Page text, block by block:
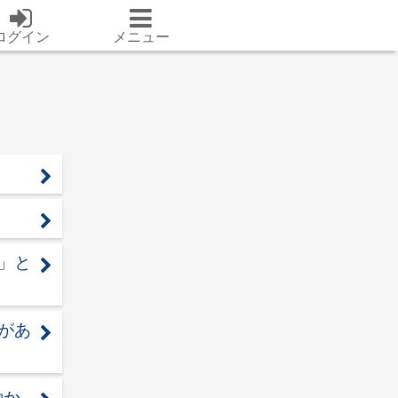
グイン メニュー
と
あ